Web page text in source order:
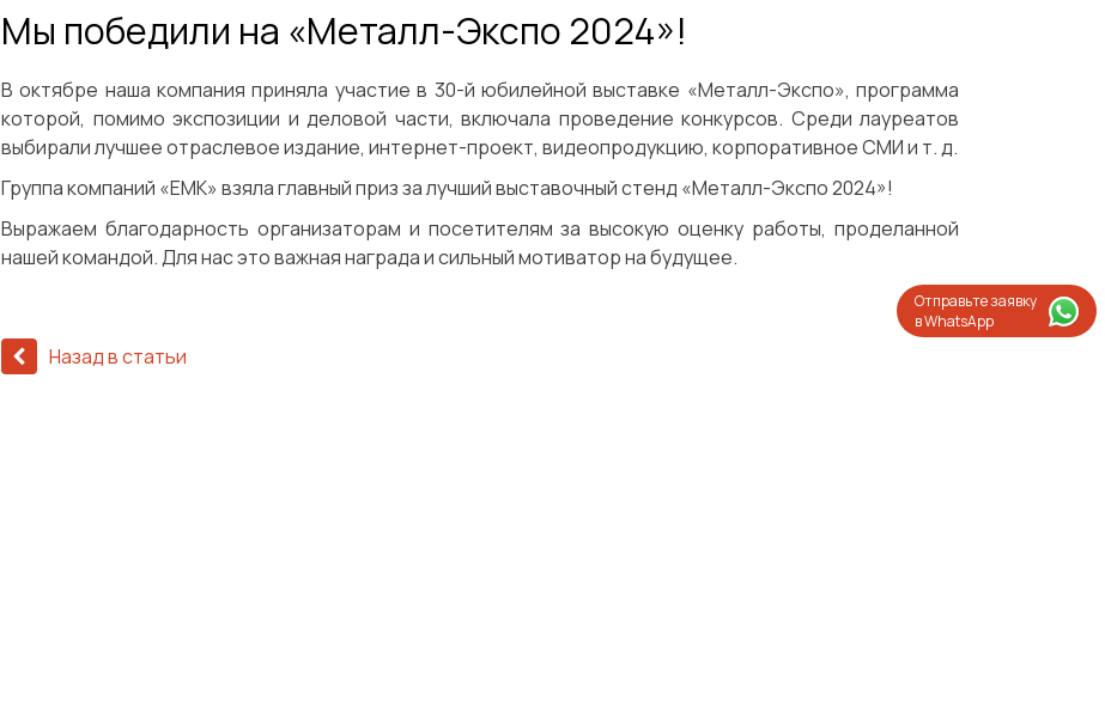
Отправьте заявку
в WhatsApp
Мы победили на «Металл-Экспо 2024»!
В октябре наша компания приняла участие в 30-й юбилейной выставке «Металл-Экспо», программа
которой, помимо экспозиции и деловой части, включала проведение конкурсов. Среди лауреатов
выбирали лучшее отраслевое издание, интернет-проект, видеопродукцию, корпоративное СМИ и т. д.
Группа компаний «ЕМК» взяла главный приз за лучший выставочный стенд «Металл-Экспо 2024»!
Выражаем благодарность организаторам и посетителям за высокую оценку работы, проделанной
нашей командой. Для нас это важная награда и сильный мотиватор на будущее.
Назад в статьи